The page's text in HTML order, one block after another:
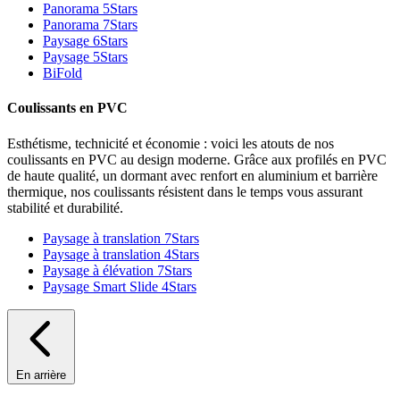
Panorama 5Stars
Panorama 7Stars
Paysage 6Stars
Paysage 5Stars
BiFold
Coulissants en PVC
Esthétisme, technicité et économie : voici les atouts de nos
coulissants en PVC au design moderne. Grâce aux profilés en PVC
de haute qualité, un dormant avec renfort en aluminium et barrière
thermique, nos coulissants résistent dans le temps vous assurant
stabilité et durabilité.
Paysage à translation 7Stars
Paysage à translation 4Stars
Paysage à élévation 7Stars
Paysage Smart Slide 4Stars
En arrière